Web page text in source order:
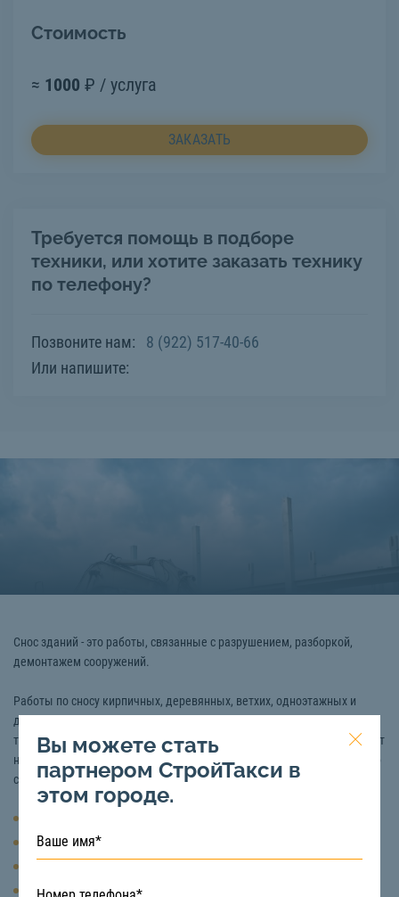
Стоимость
≈ 1000 ₽ / услуга
ЗАКАЗАТЬ
Требуется помощь в подборе
техники, или хотите заказать технику
по телефону?
Позвоните нам:
8 (922) 517-40-66
Или напишите:
Снос зданий - это работы, связанные с разрушением, разборкой,
демонтажем сооружений.
Работы по сносу кирпичных, деревянных, ветхих, одноэтажных и
других зданий и сооружений выполнять вручную нецелесообразно,
так как на это уйдет много физических сил, времени, а качество будет
на низком уровне. Услуги по сносу зданий осуществляется с помощью
следующей спецтехники:
Бульдозер
Фронтальный погрузчик
Вы можете стать
партнером СтройТакси в
этом городе.